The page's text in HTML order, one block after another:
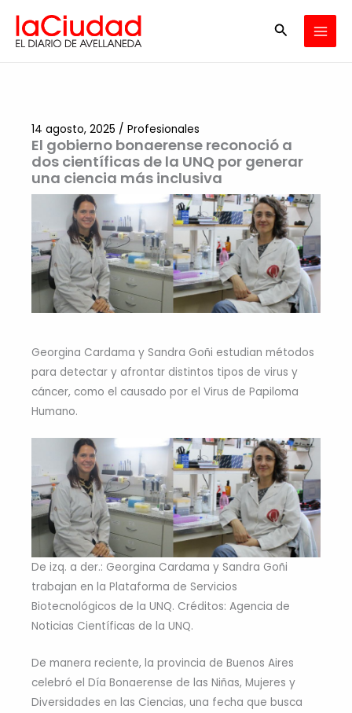
contenido
Buscar
El gobierno bonaerense reconoció a
dos científicas de la UNQ por generar
una ciencia más inclusiva
14 agosto, 2025 / Profesionales
Georgina Cardama y Sandra Goñi estudian métodos
para detectar y afrontar distintos tipos de virus y
cáncer, como el causado por el Virus de Papiloma
Humano.
De izq. a der.: Georgina Cardama y Sandra Goñi
trabajan en la Plataforma de Servicios
Biotecnológicos de la UNQ. Créditos: Agencia de
Noticias Científicas de la UNQ.
De manera reciente, la provincia de Buenos Aires
celebró el Día Bonaerense de las Niñas, Mujeres y
Diversidades en las Ciencias, una fecha que busca